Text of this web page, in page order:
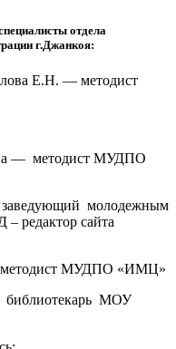
отдела
г.Джанкоя:
Е.Н. — методист
— методист МУДПО
молодежным
редактор сайта
МУДПО «ИМЦ»
МОУ